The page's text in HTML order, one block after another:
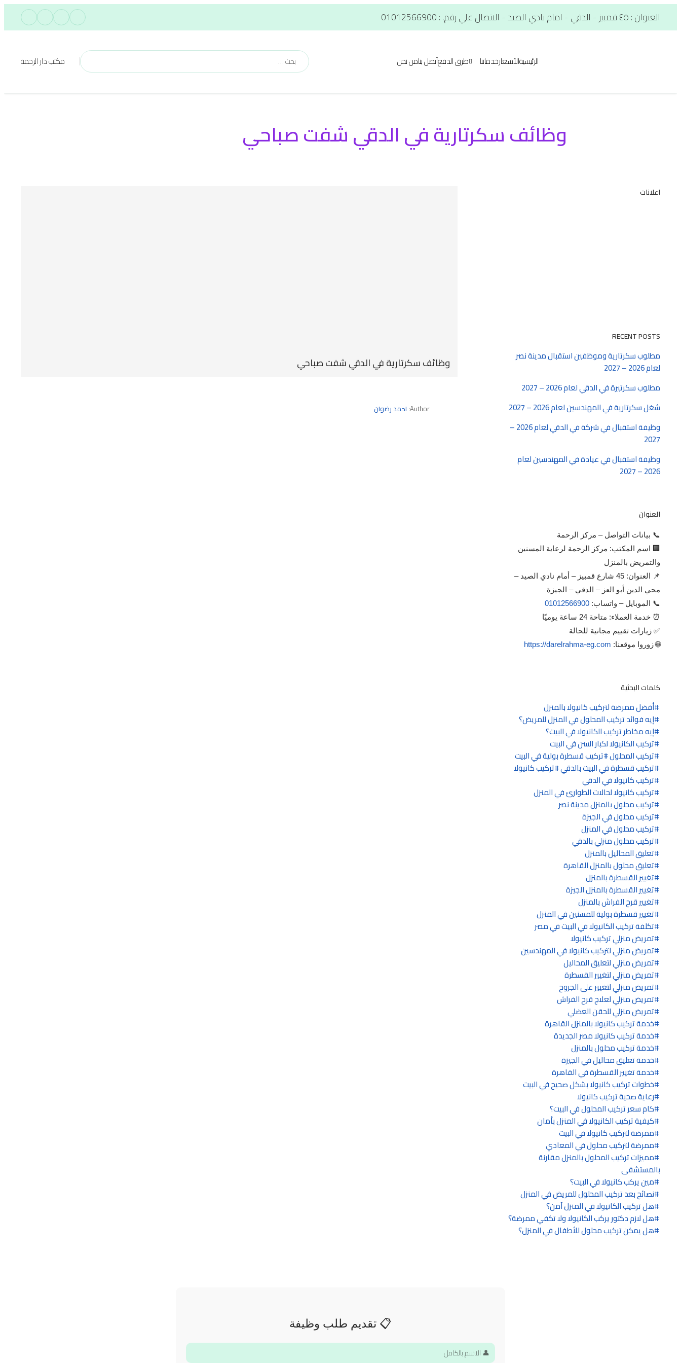
العنوان : ٤٥ قمبيز - الدقي - امام نادي الصيد - الاتصال علي رقم. : 01012566900
الرئيسيةالآسعارخدماتنا طرق الدفعأتصل بنامن نحن مكتب دار الرحمة
وظائف سكرتارية في الدقي شفت صباحي
وظائف سكرتارية في الدقي شفت صباحي
Author: احمد رضوان
اعلانات
RECENT POSTS
مطلوب سكرتارية وموظفين استقبال مدينة نصر
لعام 2026 – 2027
مطلوب سكرتيرة في الدقي لعام 2026 – 2027
شغل سكرتارية في المهندسين لعام 2026 – 2027
وظيفة استقبال في شركة في الدقي لعام 2026 –
2027
وظيفة استقبال في عيادة في المهندسين لعام
2026 – 2027
العنوان
📞 بيانات التواصل – مركز الرحمة
🏢 اسم المكتب: مركز الرحمة لرعاية المسنين
والتمريض بالمنزل
📌 العنوان: 45 شارع قمبيز – أمام نادي الصيد –
محي الدين أبو العز – الدقي – الجيزة
📞 الموبايل – واتساب:01012566900
⏰ خدمة العملاء: متاحة 24 ساعة يوميًا
✅ زيارات تقييم مجانية للحالة
🌐 زوروا موقعنا: https://darelrahma-eg.com
كلمات البحثية
أفضل ممرضة لتركيب كانيولا بالمنزل
إيه فوائد تركيب المحلول في المنزل للمريض؟
إيه مخاطر تركيب الكانيولا في البيت؟
تركيب الكانيولا لكبار السن في البيت
تركيب المحلول تركيب قسطرة بولية في البيت
تركيب قسطرة في البيت بالدقي تركيب كانيولا
تركيب كانيولا في الدقي
تركيب كانيولا لحالات الطوارئ في المنزل
تركيب محلول بالمنزل مدينة نصر
تركيب محلول في الجيزة
تركيب محلول في المنزل
تركيب محلول منزلي بالدقي
تعليق المحاليل بالمنزل
تعليق محلول بالمنزل القاهرة
تغيير القسطرة بالمنزل
تغيير القسطرة بالمنزل الجيزة
تغيير قرح الفراش بالمنزل
تغيير قسطرة بولية للمسنين في المنزل
تكلفة تركيب الكانيولا في البيت في مصر
تمريض منزلي تركيب كانيولا
تمريض منزلي لتركيب كانيولا في المهندسين
تمريض منزلي لتعليق المحاليل
تمريض منزلي لتغيير القسطرة
تمريض منزلي لتغيير على الجروح
تمريض منزلي لعلاج قرح الفراش
تمريض منزلي للحقن العضلي
خدمة تركيب كانيولا بالمنزل القاهرة
خدمة تركيب كانيولا مصر الجديدة
خدمة تركيب محلول بالمنزل
خدمة تعليق محاليل في الجيزة
خدمة تغيير القسطرة في القاهرة
خطوات تركيب كانيولا بشكل صحيح في البيت
رعاية صحية تركيب كانيولا
كام سعر تركيب المحلول في البيت؟
كيفية تركيب الكانيولا في المنزل بأمان
ممرضة لتركيب كانيولا في البيت
ممرضة لتركيب محلول في المعادي
مميزات تركيب المحلول بالمنزل مقارنة
بالمستشفى
مين يركب كانيولا في البيت؟
نصائح بعد تركيب المحلول للمريض في المنزل
هل تركيب الكانيولا في المنزل آمن؟
هل لازم دكتور يركب الكانيولا ولا تكفي ممرضة؟
هل يمكن تركيب محلول للأطفال في المنزل؟
📋 تقديم طلب وظيفة